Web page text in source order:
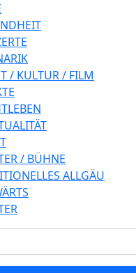
/ KULTUR / FILM
/ BÜHNE
ALLGÄU